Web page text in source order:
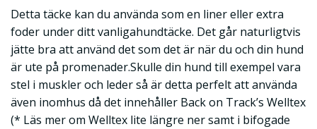
Detta täcke kan du använda som en liner eller extra
foder under ditt vanligahundtäcke. Det går naturligtvis
jätte bra att använd det som det är när du och din hund
är ute på promenader.Skulle din hund till exempel vara
stel i muskler och leder så är detta perfelt att använda
även inomhus då det innehåller Back on Track’s Welltex
(* Läs mer om Welltex lite längre ner samt i bifogade